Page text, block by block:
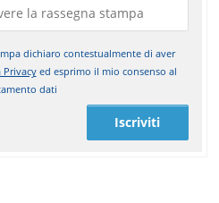
dichiaro contestualmente di aver
ed esprimo il mio consenso al
dati
Iscriviti